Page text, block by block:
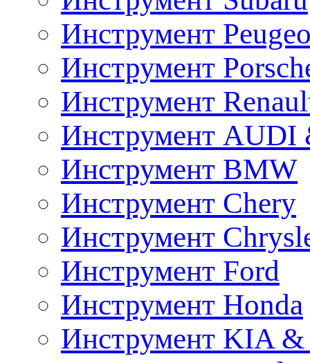
Инструмент
Инструмент
Инструмент
Инструмент AUDI
Инструмент BMW
Инструмент Chery
Инструмент
Инструмент Ford
Инструмент Honda
Инструмент KIA